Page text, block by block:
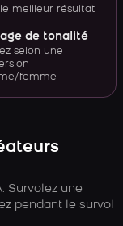
meilleur résultat
de tonalité
selon une
femme
Survolez une
pendant le survol